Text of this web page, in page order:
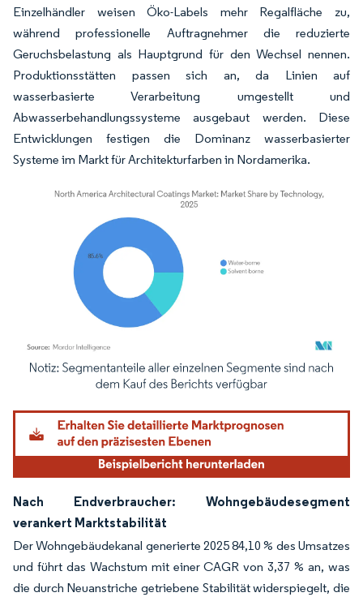
Einzelhändler weisen Öko-Labels mehr Regalfläche zu,
während professionelle Auftragnehmer die reduzierte
Geruchsbelastung als Hauptgrund für den Wechsel nennen.
Produktionsstätten passen sich an, da Linien auf
wasserbasierte Verarbeitung umgestellt und
Abwasserbehandlungssysteme ausgebaut werden. Diese
Entwicklungen festigen die Dominanz wasserbasierter
Systeme im Markt für Architekturfarben in Nordamerika.
Bild © Mordor Intelligence. Wiederverwendung erfordert Namensnennung
Nach Endverbraucher: Wohngebäudesegment
verankert Marktstabilität
Der Wohngebäudekanal generierte 2025 84,10 % des Umsatzes
und führt das Wachstum mit einer CAGR von 3,37 % an, was
die durch Neuanstriche getriebene Stabilität widerspiegelt, die